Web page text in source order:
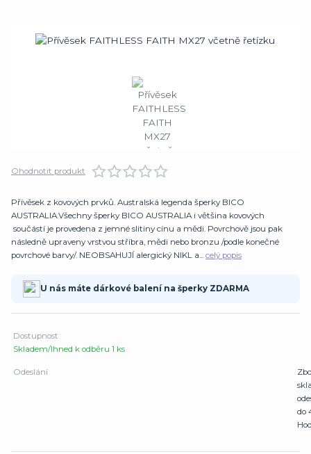
Ohodnotit produkt
Přívěsek z kovových prvků. Australská legenda šperky BICO
AUSTRALIA.Všechny šperky BICO AUSTRALIA i většina kovových
součástí je provedena z jemné slitiny cínu a mědi. Povrchově jsou pak
následně upraveny vrstvou stříbra, mědi nebo bronzu /podle konečné
povrchové barvy/. NEOBSAHUJÍ alergický NIKL a... celý popis
U nás máte dárkové balení na šperky ZDARMA
Dostupnost
Skladem/Ihned k odběru 1 ks
Odeslání
do